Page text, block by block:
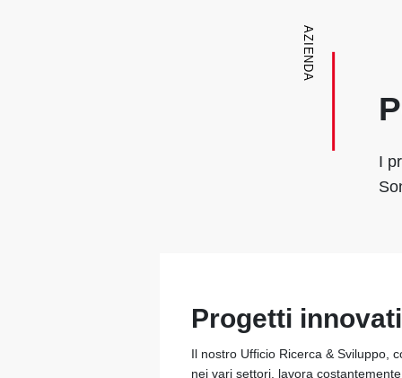
AZIENDA
I
Progetti
Il nostro Ufficio Ricerca & Sviluppo,
nei vari settori, lavora